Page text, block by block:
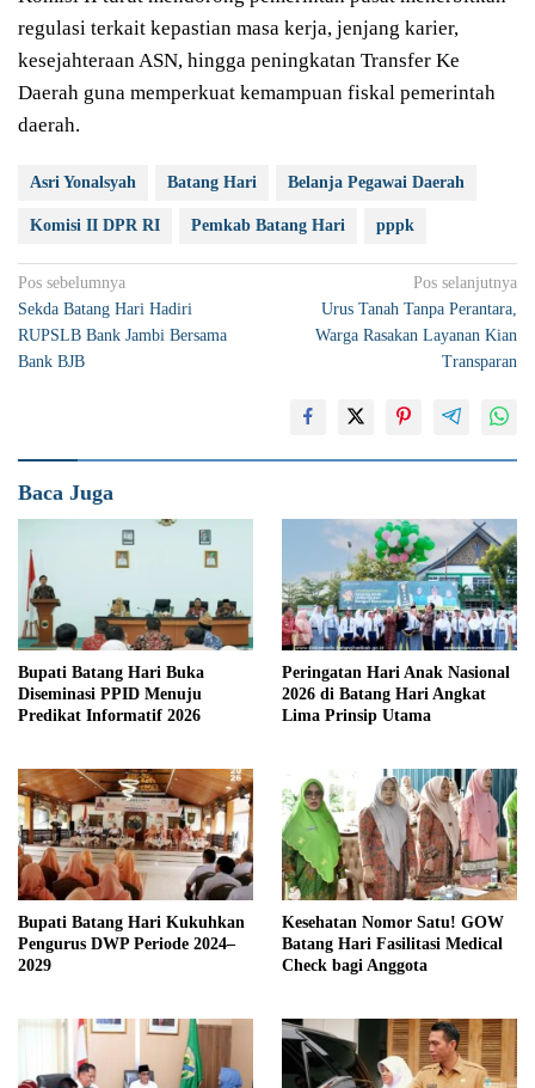
regulasi terkait kepastian masa kerja, jenjang karier,
kesejahteraan ASN, hingga peningkatan Transfer Ke
Daerah guna memperkuat kemampuan fiskal pemerintah
daerah.
Asri Yonalsyah Batang Hari Belanja Pegawai Daerah
Komisi II DPR RI Pemkab Batang Hari pppk
Navigasi
pos
Pos sebelumnya
Sekda Batang Hari Hadiri
RUPSLB Bank Jambi Bersama
Bank BJB
Pos selanjutnya
Urus Tanah Tanpa Perantara,
Warga Rasakan Layanan Kian
Transparan
Baca Juga
Bupati Batang Hari Buka
Diseminasi PPID Menuju
Predikat Informatif 2026
Peringatan Hari Anak Nasional
2026 di Batang Hari Angkat
Lima Prinsip Utama
Bupati Batang Hari Kukuhkan
Pengurus DWP Periode 2024–
2029
Kesehatan Nomor Satu! GOW
Batang Hari Fasilitasi Medical
Check bagi Anggota